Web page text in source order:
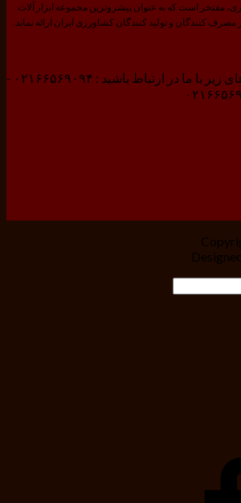
مفتخر است که به عنوان پیشروترین مجموعه ابزار آلات
کنندگان و تولید کنندگان کشاورزی ایران ارائه نماید.
از طریق شماره تلفن های زیر با ما در ارتباط باشید : ۰۲۱۶۶۵۶۹۰۹۴ -